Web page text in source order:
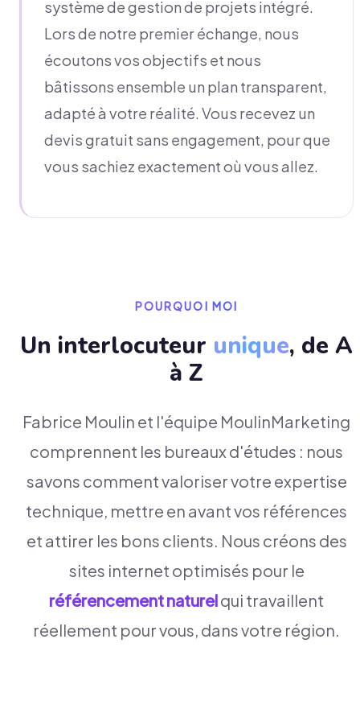
système de gestion de projets intégré.
Lors de notre premier échange, nous
écoutons vos objectifs et nous
bâtissons ensemble un plan transparent,
adapté à votre réalité. Vous recevez un
devis gratuit sans engagement, pour que
vous sachiez exactement où vous allez.
POURQUOI MOI
Un interlocuteur unique, de A
à Z
Fabrice Moulin et l'équipe MoulinMarketing
comprennent les bureaux d'études : nous
savons comment valoriser votre expertise
technique, mettre en avant vos références
et attirer les bons clients. Nous créons des
sites internet optimisés pour le
référencement naturelqui travaillent
réellement pour vous, dans votre région.